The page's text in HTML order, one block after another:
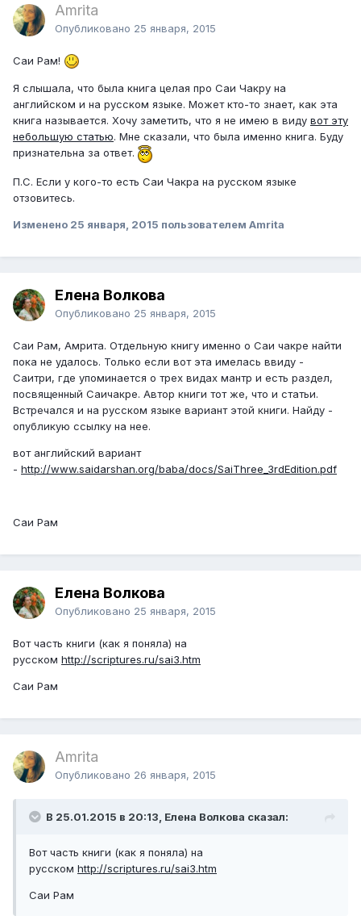
Amrita
Опубликовано 25 января, 2015
Саи Рам!
Я слышала, что была книга целая про Саи Чакру на
английском и на русском языке. Может кто-то знает, как эта
книга называется. Хочу заметить, что я не имею в виду вот эту
небольшую статью. Мне сказали, что была именно книга. Буду
признательна за ответ.
П.С. Если у кого-то есть Саи Чакра на русском языке
отзовитесь.
Изменено 25 января, 2015 пользователем Amrita
Елена Волкова
Опубликовано 25 января, 2015
Саи Рам, Амрита. Отдельную книгу именно о Саи чакре найти
пока не удалось. Только если вот эта имелась ввиду -
Саитри, где упоминается о трех видах мантр и есть раздел,
посвященный Саичакре. Автор книги тот же, что и статьи.
Встречался и на русском языке вариант этой книги. Найду -
опубликую ссылку на нее.
вот английский вариант
- http://www.saidarshan.org/baba/docs/SaiThree_3rdEdition.pdf
Саи Рам
Елена Волкова
Опубликовано 25 января, 2015
Вот часть книги (как я поняла) на
русском http://scriptures.ru/sai3.htm
Саи Рам
Amrita
Опубликовано 26 января, 2015
В 25.01.2015 в 20:13, Елена Волкова сказал:
Вот часть книги (как я поняла) на
русском http://scriptures.ru/sai3.htm
Саи Рам